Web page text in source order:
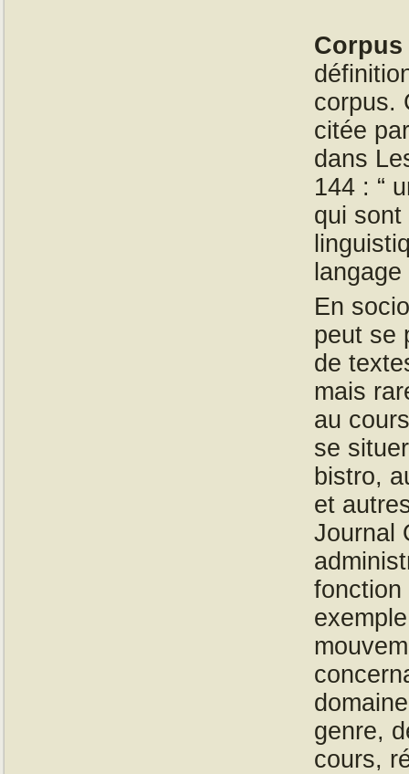
corpus.
citée
dans
144 : “
qui
langage
En
peut se
de
mais
au
se
bistro,
et
Journal
fonction
genre,
cours,